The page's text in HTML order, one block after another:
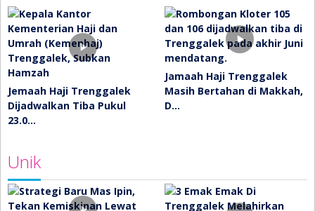
Jemaah Haji Trenggalek
Dijadwalkan Tiba Pukul
23.0…
Jamaah Haji Trenggalek
Masih Bertahan di Makkah,
D…
Unik